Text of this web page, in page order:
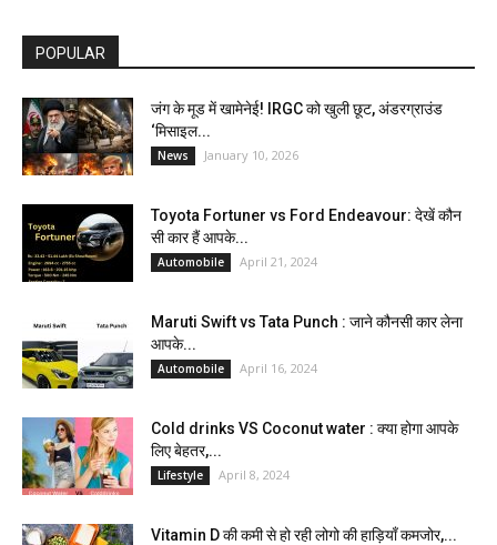
POPULAR
जंग के मूड में खामेनेई! IRGC को खुली छूट, अंडरग्राउंड
‘मिसाइल...
News January 10, 2026
Toyota Fortuner vs Ford Endeavour: देखें कौन
सी कार हैं आपके...
Automobile April 21, 2024
Maruti Swift vs Tata Punch : जाने कौनसी कार लेना
आपके...
Automobile April 16, 2024
Cold drinks VS Coconut water : क्या होगा आपके
लिए बेहतर,...
Lifestyle April 8, 2024
Vitamin D की कमी से हो रही लोगो की हाड़ियाँ कमजोर,...